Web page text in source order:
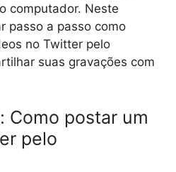
computador. Neste
passo a passo como
no Twitter pelo
suas gravações com
Como postar um
pelo